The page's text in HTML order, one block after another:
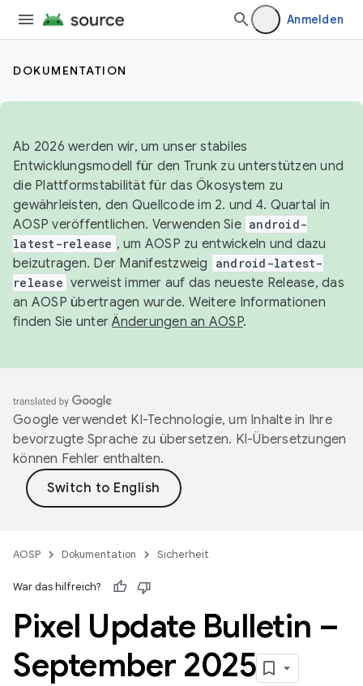
Anmelden
DOKUMENTATION
Ab 2026 werden wir, um unser stabiles
Entwicklungsmodell für den Trunk zu unterstützen und
die Plattformstabilität für das Ökosystem zu
gewährleisten, den Quellcode im 2. und 4. Quartal in
AOSP veröffentlichen. Verwenden Sie android-
latest-release , um AOSP zu entwickeln und dazu
beizutragen. Der Manifestzweig
android-latest-
release verweist immer auf das neueste Release, das
an AOSP übertragen wurde. Weitere Informationen
finden Sie unterÄnderungen an AOSP.
Google verwendet KI-Technologie, um Inhalte in Ihre
bevorzugte Sprache zu übersetzen. KI-Übersetzungen
können Fehler enthalten.
AOSP Dokumentation Sicherheit
War das hilfreich?
Pixel Update Bulletin –
September 2025